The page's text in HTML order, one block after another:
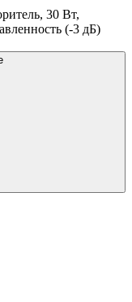
30 Вт,
(-3 дБ)